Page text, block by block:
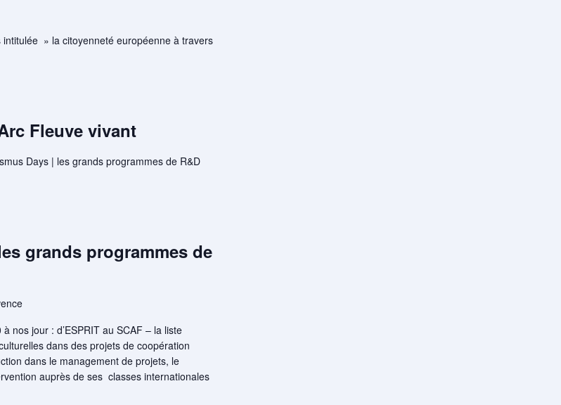
» la citoyenneté européenne à travers
Fleuve vivant
Days | les grands programmes de R&D
grands programmes de
nos jour : d’ESPRIT au SCAF – la liste
dans des projets de coopération
dans le management de projets, le
auprès de ses classes internationales